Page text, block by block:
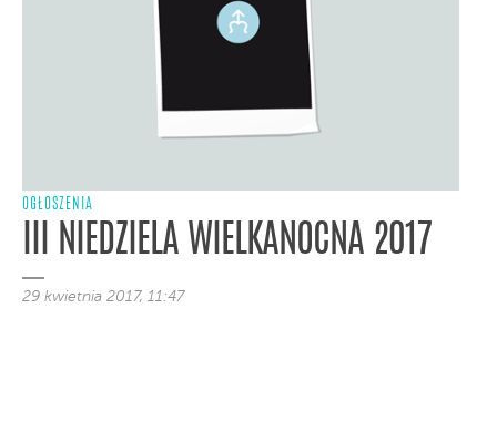
OGŁOSZENIA
III NIEDZIELA WIELKANOCNA 2017
29 kwietnia 2017, 11:47